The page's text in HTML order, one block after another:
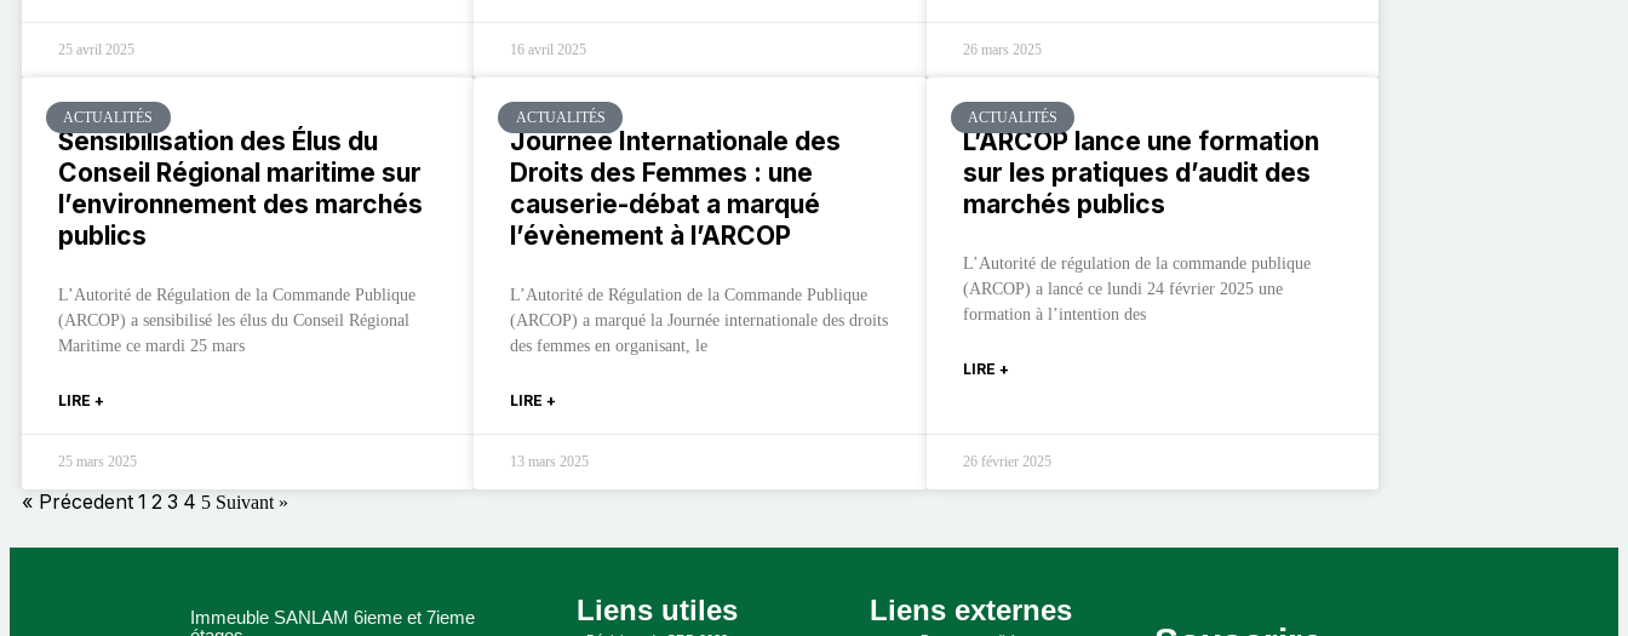
25 avril 2025 16 avril 2025 26 mars 2025
ACTUALITÉS
Sensibilisation des Élus du
Conseil Régional maritime sur
l’environnement des marchés
publics
L’Autorité de Régulation de la Commande Publique
(ARCOP) a sensibilisé les élus du Conseil Régional
Maritime ce mardi 25 mars
LIRE +
25 mars 2025
ACTUALITÉS
Journée Internationale des
Droits des Femmes : une
causerie-débat a marqué
l’évènement à l’ARCOP
L’Autorité de Régulation de la Commande Publique
(ARCOP) a marqué la Journée internationale des droits
des femmes en organisant, le
LIRE +
13 mars 2025
ACTUALITÉS
L’ARCOP lance une formation
sur les pratiques d’audit des
marchés publics
L’Autorité de régulation de la commande publique
(ARCOP) a lancé ce lundi 24 février 2025 une
formation à l’intention des
LIRE +
26 février 2025
« Précedent 1 2 3 4 5 Suivant »
Immeuble SANLAM 6ieme et 7ieme
Liens utiles Liens externes